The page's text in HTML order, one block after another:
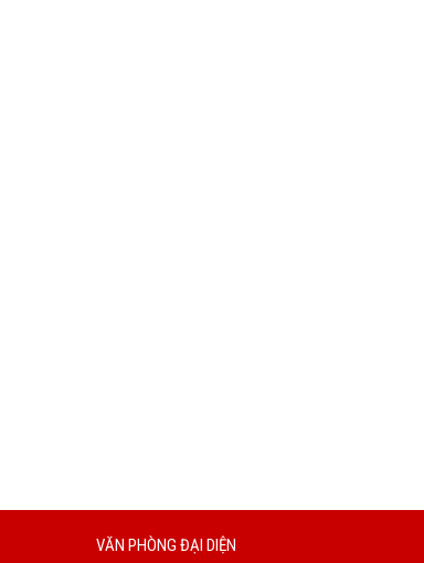
VĂN PHÒNG ĐẠI DIỆN